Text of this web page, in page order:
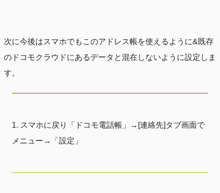
次に今後はスマホでもこのアドレス帳を使えるように&既存
のドコモクラウドにあるデータと混在しないように設定しま
す。
スマホに戻り「ドコモ電話帳」→[連絡先]タブ画面で
メニュー→「設定」